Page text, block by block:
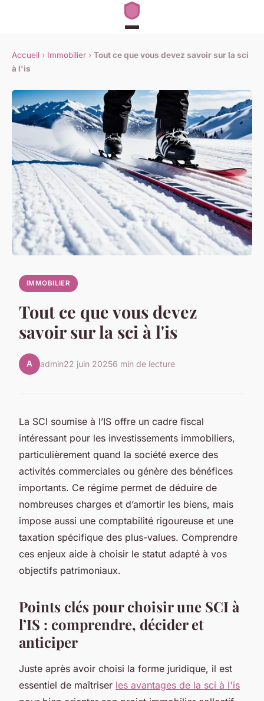
Accueil › Immobilier › Tout ce que vous devez savoir sur la sci
à l'is
IMMOBILIER
Tout ce que vous devez
savoir sur la sci à l'is
A admin22 juin 20256 min de lecture
La SCI soumise à l’IS offre un cadre fiscal
intéressant pour les investissements immobiliers,
particulièrement quand la société exerce des
activités commerciales ou génère des bénéfices
importants. Ce régime permet de déduire de
nombreuses charges et d’amortir les biens, mais
impose aussi une comptabilité rigoureuse et une
taxation spécifique des plus-values. Comprendre
ces enjeux aide à choisir le statut adapté à vos
objectifs patrimoniaux.
Points clés pour choisir une SCI à
l’IS : comprendre, décider et
anticiper
Juste après avoir choisi la forme juridique, il est
essentiel de maîtriser les avantages de la sci à l'is